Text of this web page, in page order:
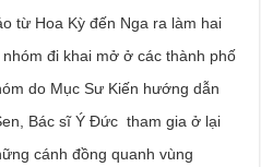
từ Hoa Kỳ đến Nga ra làm hai
đi khai mở ở các thành phố
do Mục Sư Kiến hướng dẫn
Bác sĩ Ý Đức tham gia ở lại
cánh đồng quanh vùng